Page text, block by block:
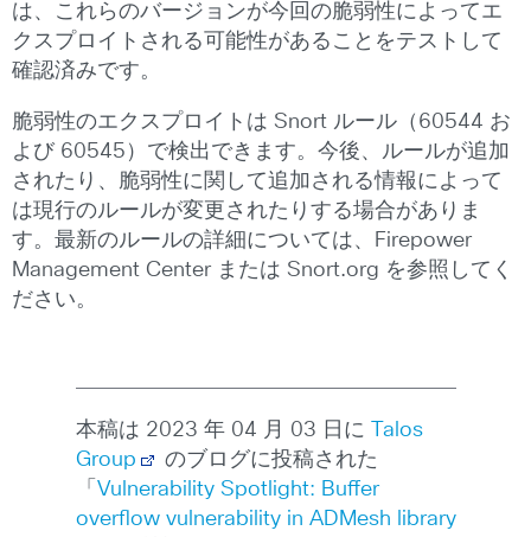
は、これらのバージョンが今回の脆弱性によってエ
クスプロイトされる可能性があることをテストして
確認済みです。
脆弱性のエクスプロイトは Snort ルール（60544 お
よび 60545）で検出できます。今後、ルールが追加
されたり、脆弱性に関して追加される情報によって
は現行のルールが変更されたりする場合がありま
す。最新のルールの詳細については、Firepower
Management Center または Snort.org を参照してく
ださい。
本稿は 2023 年 04 月 03 日に
Talos
Group
のブログに投稿された
「 Vulnerability Spotlight: Buffer
overflow vulnerability in ADMesh library